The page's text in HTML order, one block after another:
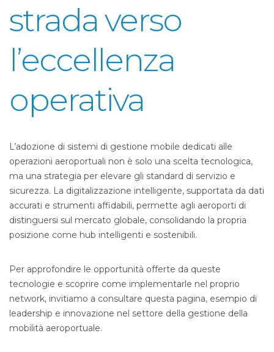
strada verso
l’eccellenza
operativa
L’adozione di sistemi di gestione mobile dedicati alle
operazioni aeroportuali non è solo una scelta tecnologica,
ma una strategia per elevare gli standard di servizio e
sicurezza. La digitalizzazione intelligente, supportata da dati
accurati e strumenti affidabili, permette agli aeroporti di
distinguersi sul mercato globale, consolidando la propria
posizione come hub intelligenti e sostenibili.
Per approfondire le opportunità offerte da queste
tecnologie e scoprire come implementarle nel proprio
network, invitiamo a consultare questa pagina, esempio di
leadership e innovazione nel settore della gestione della
mobilità aeroportuale.